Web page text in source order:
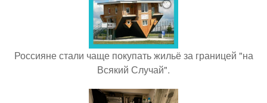
Россияне стали чаще покупать жильё за границей "на
Всякий Случай".